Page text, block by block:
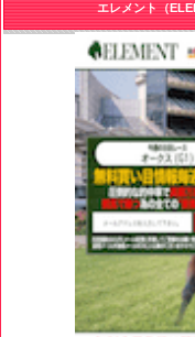
エレメント（